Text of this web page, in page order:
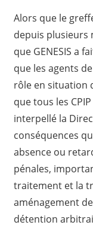
Alors que le
depuis plusieurs
que GENESIS a
que les agents
rôle en situation
que tous les
interpellé la
conséquences
absence ou
pénales,
traitement et la
aménagement
détention